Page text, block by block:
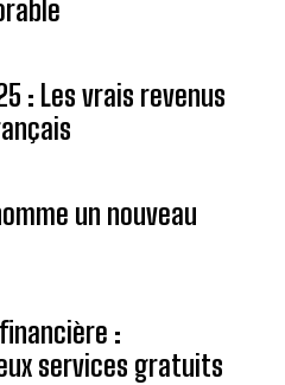
: Les vrais revenus
un nouveau
:
services gratuits